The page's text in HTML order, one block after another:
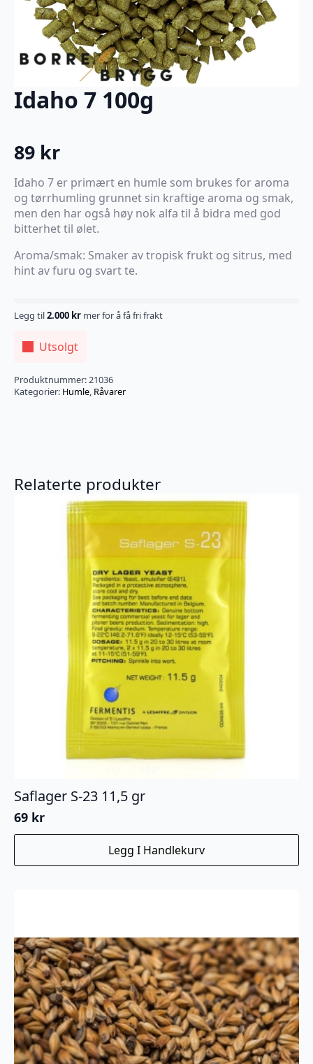
Idaho 7 100g
89 kr
Idaho 7 er primært en humle som brukes for aroma
og tørrhumling grunnet sin kraftige aroma og smak,
men den har også høy nok alfa til å bidra med god
bitterhet til ølet.
Aroma/smak: Smaker av tropisk frukt og sitrus, med
hint av furu og svart te.
Legg til2.000 kr mer for å få fri frakt
Utsolgt
Produktnummer:21036
Kategorier: Humle, Råvarer
Relaterte produkter
Saflager S-23 11,5 gr
69 kr
Legg I Handlekurv